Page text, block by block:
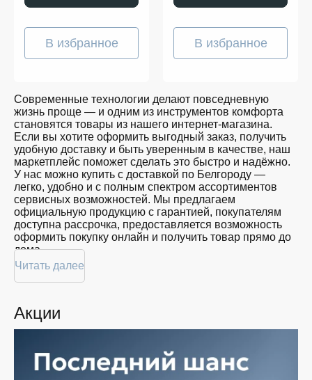
и
работа
Забота
о
близких
Красота
Спорт
Для
дома
Цена
от
до
Показать
ещё
Память
128
GB
В избранное В избранное
Современные технологии делают повседневную
жизнь проще — и одним из инструментов комфорта
становятся товары из нашего интернет-магазина.
Если вы хотите оформить выгодный заказ, получить
удобную доставку и быть уверенным в качестве, наш
маркетплейс поможет сделать это быстро и надёжно.
У нас можно купить с доставкой по Белгороду —
легко, удобно и с полным спектром ассортиментов
сервисных возможностей. Мы предлагаем
официальную продукцию с гарантией, покупателям
доступна рассрочка, предоставляется возможность
оформить покупку онлайн и получить товар прямо до
дома.
Покупателям доступна покупка по привлекательной
цене: мы регулярно обновляем ассортимент, следим
выбор продукции. В нашем магазине в Белгороде вы
всегда найдёте нужный продукт в нужный момент.
объема, с возможностью выполнить бесплатную
доставку.
Читать далее
Акции